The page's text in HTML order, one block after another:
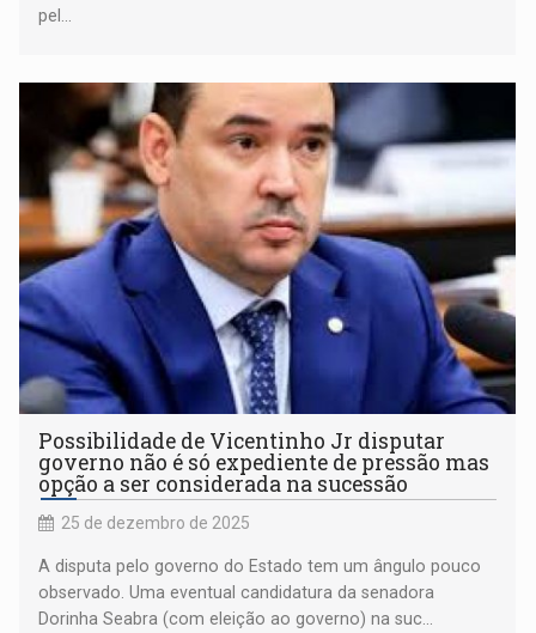
pel...
Possibilidade de Vicentinho Jr disputar
governo não é só expediente de pressão mas
opção a ser considerada na sucessão
25 de dezembro de 2025
A disputa pelo governo do Estado tem um ângulo pouco
observado. Uma eventual candidatura da senadora
Dorinha Seabra (com eleição ao governo) na suc...